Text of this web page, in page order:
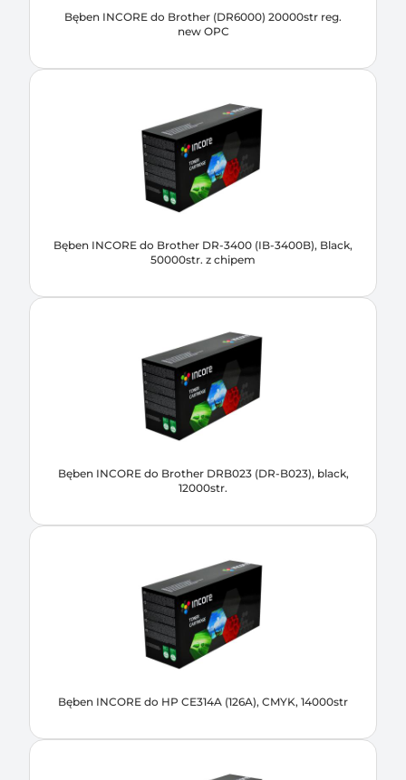
Bęben INCORE do Brother (DR6000) 20000str reg.
new OPC
Bęben INCORE do Brother DR-3400 (IB-3400B), Black,
50000str. z chipem
Bęben INCORE do Brother DRB023 (DR-B023), black,
12000str.
Bęben INCORE do HP CE314A (126A), CMYK, 14000str